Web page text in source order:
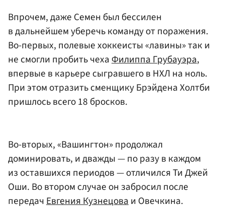
Впрочем, даже Семен был бессилен
в дальнейшем уберечь команду от поражения.
Во-первых, полевые хоккеисты «лавины» так и
не смогли пробить чехаФилиппа Грубауэра,
впервые в карьере сыгравшего в НХЛ на ноль.
При этом отразить сменщику Брэйдена Холтби
пришлось всего 18 бросков.
Во-вторых, «Вашингтон» продолжал
доминировать, и дважды — по разу в каждом
из оставшихся периодов — отличился Ти Джей
Оши. Во втором случае он забросил после
передачЕвгения Кузнецоваи Овечкина.